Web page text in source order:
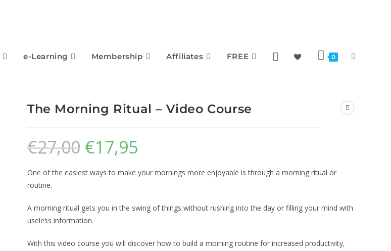
e-Learning Membership Affiliates FREE 0
The Morning Ritual – Video Course
€27,00 €17,95
One of the easiest ways to make your mornings more enjoyable is through a morning ritual or
routine.
A morning ritual gets you in the swing of things without rushing into the day or filling your mind with
useless information.
With this video course you will discover how to build a morning routine for increased productivity,